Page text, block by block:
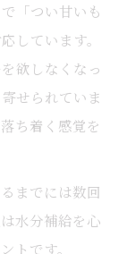
と感想
コツ
践ポイント
づくり
「つい甘いも
しています。
欲しなくなっ
せられていま
ち着く感覚を
までには数回
水分補給を心
トです。